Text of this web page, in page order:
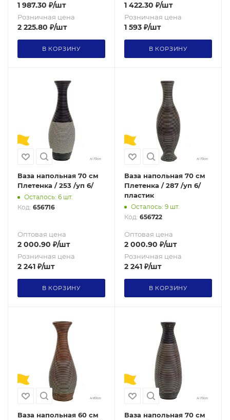
1 987.30 ₽/шт
Розничная цена
2 225.80 ₽/шт
В КОРЗИНУ
1 422.30 ₽/шт
Розничная цена
1 593 ₽/шт
В КОРЗИНУ
Ваза напольная 70 см
Плетенка / 253 /уп 6/
Осталось: 6 шт.
Код: 656716
Оптовая цена
2 000.90 ₽/шт
Розничная цена
2 241 ₽/шт
В КОРЗИНУ
Ваза напольная 70 см
Плетенка / 287 /уп 6/
пластик
Осталось: 9 шт.
Код: 656722
Оптовая цена
2 000.90 ₽/шт
Розничная цена
2 241 ₽/шт
В КОРЗИНУ
Ваза напольная 60 см
Ваза напольная 70 см